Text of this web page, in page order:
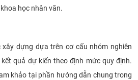
học nhân văn.
dựng dựa trên cơ cấu nhóm nghiên
quả dự kiến theo định mức quy định.
khảo tại phần hướng dẫn chung trong